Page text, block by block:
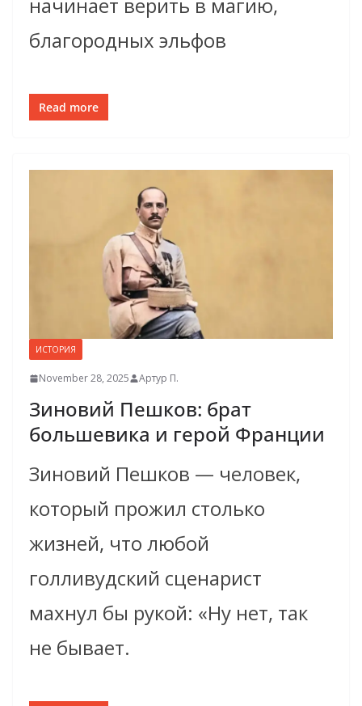
благородных эльфов
Read more
ИСТОРИЯ
November 28, 2025 Артур П.
Зиновий Пешков: брат
большевика и герой Франции
Зиновий Пешков — человек,
который прожил столько
жизней, что любой
голливудский сценарист
махнул бы рукой: «Ну нет, так
не бывает.